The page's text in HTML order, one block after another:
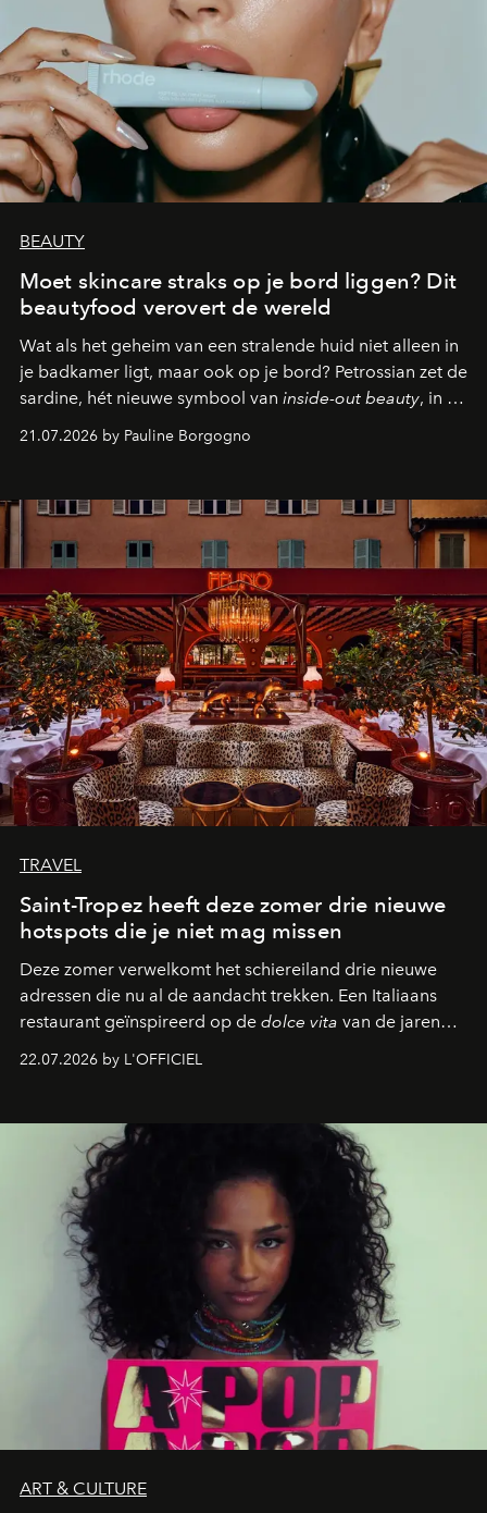
BEAUTY
Moet skincare straks op je bord liggen? Dit
beautyfood verovert de wereld
Wat als het geheim van een stralende huid niet alleen in
je badkamer ligt, maar ook op je bord? Petrossian zet de
sardine, hét nieuwe symbool van inside-out beauty, in de
kijker met twee gastronomische creaties.
21.07.2026 by Pauline Borgogno
TRAVEL
Saint-Tropez heeft deze zomer drie nieuwe
hotspots die je niet mag missen
Deze zomer verwelkomt het schiereiland drie nieuwe
adressen die nu al de aandacht trekken. Een Italiaans
restaurant geïnspireerd op de dolce vita van de jaren
zestig, een Japanse hotspot die na zonsondergang
verandert in een bruisende ontmoetingsplek en de
neerstrijkt in Saint-Tropez. Dit zijn de nieuwe adressen
die deze zomer de toon zetten, van lange lunches tot
zwoele nachten.
22.07.2026 by L'OFFICIEL
ART & CULTURE